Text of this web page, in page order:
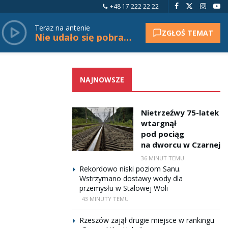
+48 17 222 22 22
Teraz na antenie
Nie udało się pobrać tytułu. ZGŁOŚ TEMAT
NAJNOWSZE
Nietrzeźwy 75-latek
wtargnął
pod pociąg
na dworcu w Czarnej
36 MINUT TEMU
Rekordowo niski poziom Sanu.
Wstrzymano dostawy wody dla
przemysłu w Stalowej Woli
43 MINUTY TEMU
Rzeszów zajął drugie miejsce w rankingu